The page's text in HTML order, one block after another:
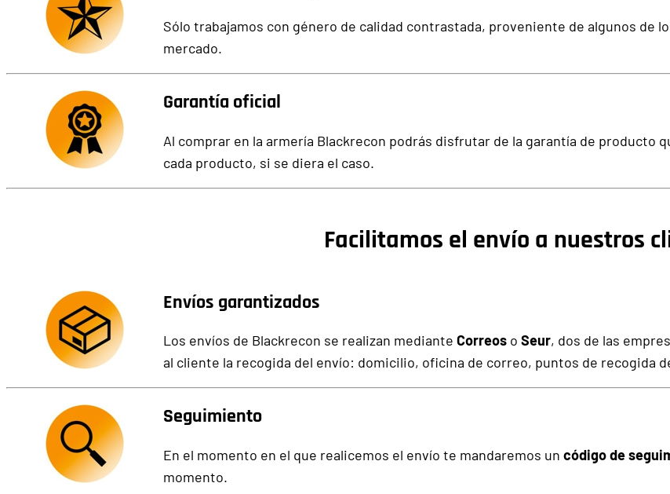
Sólo trabajamos con género de calidad contrastada, proveniente de algunos de
mercado.
Garantía oficial
Al comprar en la armería Blackrecon podrás disfrutar de la garantía de producto
cada producto, si se diera el caso.
Facilitamos el envío a nuestros
Envíos garantizados
Los envíos de Blackrecon se realizan mediante Correos o Seur, dos de las
al cliente la recogida del envío: domicilio, oficina de correo, puntos de recogida
Seguimiento
En el momento en el que realicemos el envío te mandaremos un código de
momento.